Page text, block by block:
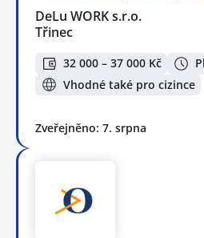
DeLu WORK s.r.o.
Třinec
32 000 – 37 000 Kč
Vhodné také pro cizince
Zveřejněno: 7. srpna